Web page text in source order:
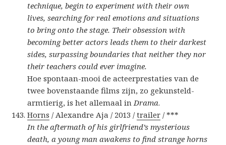
technique, begin to experiment with their own
lives, searching for real emotions and situations
to bring onto the stage. Their obsession with
becoming better actors leads them to their darkest
sides, surpassing boundaries that neither they nor
their teachers could ever imagine.
Hoe spontaan-mooi de acteerprestaties van de
twee bovenstaande films zijn, zo gekunsteld-
armtierig, is het allemaal inDrama.
Horns / Alexandre Aja / 2013 /trailer / ***
In the aftermath of his girlfriend’s mysterious
death, a young man awakens to find strange horns